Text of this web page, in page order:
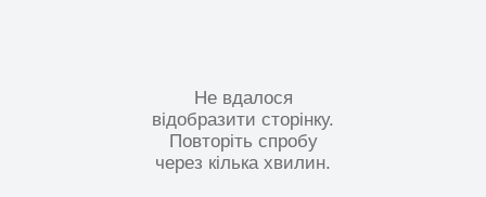
Не вдалося
відобразити сторінку.
Повторіть спробу
через кілька хвилин.